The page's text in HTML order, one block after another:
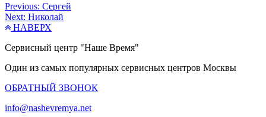
Previous: Сергей
Next: Николай
НАВЕРХ
Сервисный центр "Наше Время"
Один из самых популярных сервисных центров Москвы
ОБРАТНЫЙ ЗВОНОК
info@nashevremya.net